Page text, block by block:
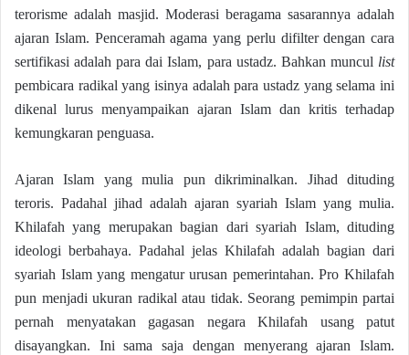
terorisme adalah masjid. Moderasi beragama sasarannya adalah
ajaran Islam. Penceramah agama yang perlu difilter dengan cara
sertifikasi adalah para dai Islam, para ustadz. Bahkan muncul list
pembicara radikal yang isinya adalah para ustadz yang selama ini
dikenal lurus menyampaikan ajaran Islam dan kritis terhadap
kemungkaran penguasa.
Ajaran Islam yang mulia pun dikriminalkan. Jihad dituding
teroris. Padahal jihad adalah ajaran syariah Islam yang mulia.
Khilafah yang merupakan bagian dari syariah Islam, dituding
ideologi berbahaya. Padahal jelas Khilafah adalah bagian dari
syariah Islam yang mengatur urusan pemerintahan. Pro Khilafah
pun menjadi ukuran radikal atau tidak. Seorang pemimpin partai
pernah menyatakan gagasan negara Khilafah usang patut
disayangkan. Ini sama saja dengan menyerang ajaran Islam.